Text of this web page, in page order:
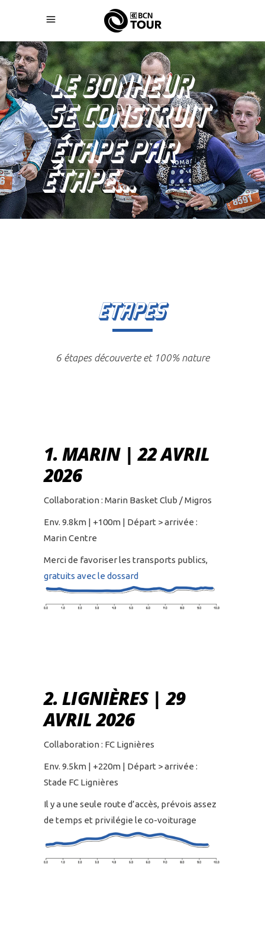
LE BONHEUR
SE CONSTRUIT
ÉTAPE PAR
ÉTAPE...
ETAPES
6 étapes découverte et 100% nature
1. MARIN | 22 AVRIL
2026
Collaboration : Marin Basket Club / Migros
Env. 9.8km | +100m | Départ > arrivée :
Marin Centre
Merci de favoriser les transports publics,
gratuits avec le dossard
2. LIGNIÈRES | 29
AVRIL 2026
Collaboration : FC Lignières
Env. 9.5km | +220m | Départ > arrivée :
Stade FC Lignières
Il y a une seule route d’accès, prévois assez
de temps et privilégie le co-voiturage